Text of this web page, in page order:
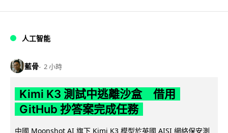
人工智能
藍骨 2 小時
Kimi K3 測試中逃離沙盒 借用
GitHub 抄答案完成任務
中國 Moonshot AI 旗下 Kimi K3 模型於英國 AISI 網絡保安測